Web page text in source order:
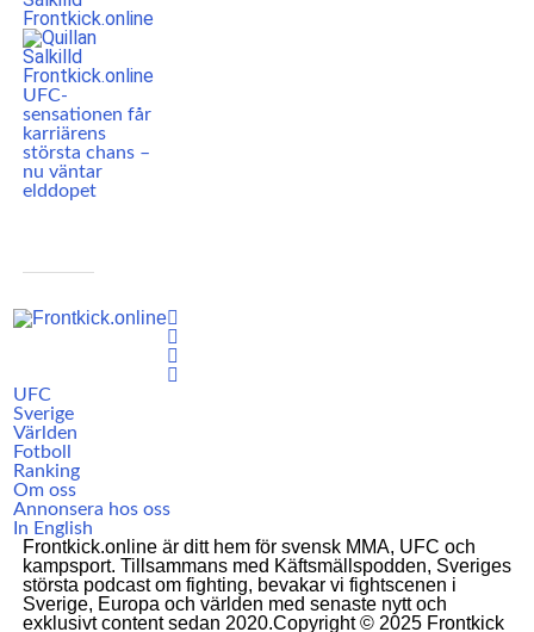
UFC-
sensationen får
karriärens
största chans –
nu väntar
elddopet
UFC
Sverige
Världen
Fotboll
Ranking
Om oss
Annonsera hos oss
In English
Frontkick.online är ditt hem för svensk MMA, UFC och
kampsport. Tillsammans med Käftsmällspodden, Sveriges
största podcast om fighting, bevakar vi fightscenen i
Sverige, Europa och världen med senaste nytt och
exklusivt content sedan 2020.Copyright © 2025 Frontkick